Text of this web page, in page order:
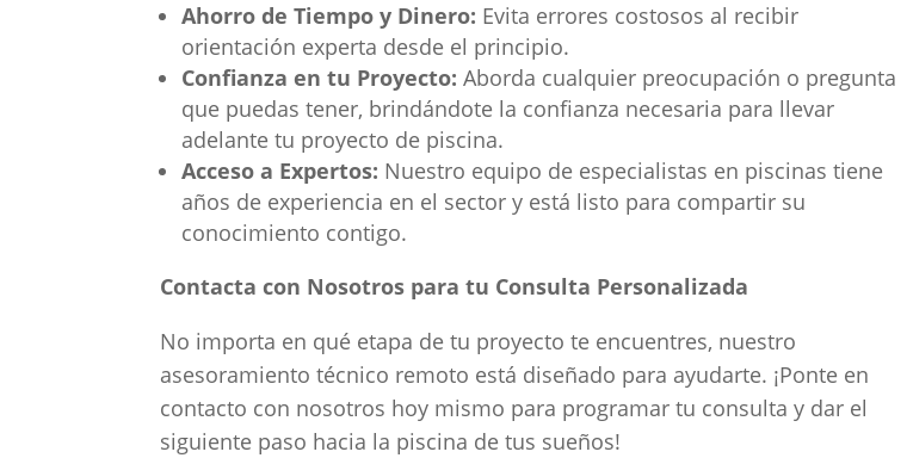
Ahorro de Tiempo y Dinero: Evita errores costosos al recibir
orientación experta desde el principio.
Confianza en tu Proyecto: Aborda cualquier preocupación o pregunta
que puedas tener, brindándote la confianza necesaria para llevar
adelante tu proyecto de piscina.
Acceso a Expertos: Nuestro equipo de especialistas en piscinas tiene
años de experiencia en el sector y está listo para compartir su
conocimiento contigo.
Contacta con Nosotros para tu Consulta Personalizada
No importa en qué etapa de tu proyecto te encuentres, nuestro
asesoramiento técnico remoto está diseñado para ayudarte. ¡Ponte en
contacto con nosotros hoy mismo para programar tu consulta y dar el
siguiente paso hacia la piscina de tus sueños!